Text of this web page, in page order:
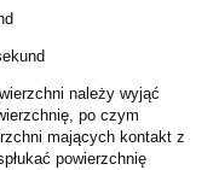
należy wyjąć
po czym
mających kontakt z
powierzchnię